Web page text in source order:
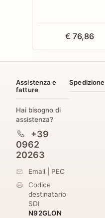
€ 76,86
Assistenza e
fatture
Hai bisogno di
assistenza?
+39
0962
20263
Email
PEC
Codice
destinatario
SDI
N92GLON
Spedizione